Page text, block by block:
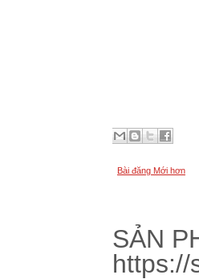
Bài đăng Mới hơn
SẢN
https://